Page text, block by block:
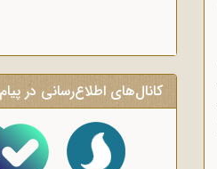
کانال‌های اطلاع‌رسانی در